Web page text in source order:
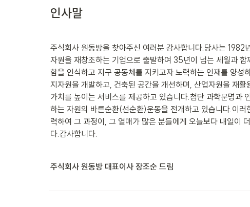
인사말
주식회사 원동방을 찾아주신 여러분 감사합니다.당사는
자원을 재창조하는 기업으로 출발하여 35년이 넘는 세월과
함을 인식하고 지구 공동체를 지키고자 노력하는 인재를 양
지자원을 개발하고, 건축된 공간을 개선하며, 산업자원을 재
가치를 높이는 서비스를 제공하고 있습니다.첨단 과학문명과
하는 자원의 바른순환(선순환)운동을 전개하고 있습니다.이
력하여 그 과정이, 그 열매가 많은 분들에게 오늘보다 내일이
다.감사합니다.
주식회사 원동방 대표이사 장조순 드림